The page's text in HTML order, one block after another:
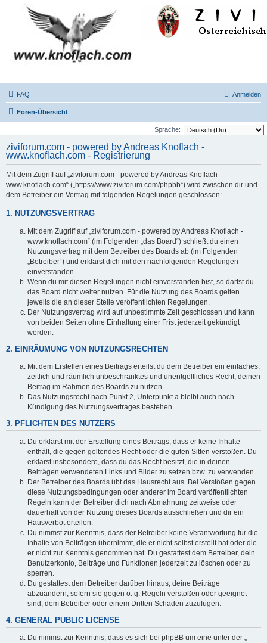
FAQ Anmelden
Foren-Übersicht
Sprache:
ziviforum.com - powered by Andreas Knoflach -
www.knoflach.com - Registrierung
Mit dem Zugriff auf „ziviforum.com - powered by Andreas Knoflach -
www.knoflach.com“ („https://www.ziviforum.com/phpbb“) wird zwischen dir und
dem Betreiber ein Vertrag mit folgenden Regelungen geschlossen:
1. NUTZUNGSVERTRAG
Mit dem Zugriff auf „ziviforum.com - powered by Andreas Knoflach -
www.knoflach.com“ (im Folgenden „das Board“) schließt du einen
Nutzungsvertrag mit dem Betreiber des Boards ab (im Folgenden
„Betreiber“) und erklärst dich mit den nachfolgenden Regelungen
einverstanden.
Wenn du mit diesen Regelungen nicht einverstanden bist, so darfst du
das Board nicht weiter nutzen. Für die Nutzung des Boards gelten
jeweils die an dieser Stelle veröffentlichten Regelungen.
Der Nutzungsvertrag wird auf unbestimmte Zeit geschlossen und kann
von beiden Seiten ohne Einhaltung einer Frist jederzeit gekündigt
werden.
2. EINRÄUMUNG VON NUTZUNGSRECHTEN
Mit dem Erstellen eines Beitrags erteilst du dem Betreiber ein einfaches,
zeitlich und räumlich unbeschränktes und unentgeltliches Recht, deinen
Beitrag im Rahmen des Boards zu nutzen.
Das Nutzungsrecht nach Punkt 2, Unterpunkt a bleibt auch nach
Kündigung des Nutzungsvertrages bestehen.
3. PFLICHTEN DES NUTZERS
Du erklärst mit der Erstellung eines Beitrags, dass er keine Inhalte
enthält, die gegen geltendes Recht oder die guten Sitten verstoßen. Du
erklärst insbesondere, dass du das Recht besitzt, die in deinen
Beiträgen verwendeten Links und Bilder zu setzen bzw. zu verwenden.
Der Betreiber des Boards übt das Hausrecht aus. Bei Verstößen gegen
diese Nutzungsbedingungen oder anderer im Board veröffentlichten
Regeln kann der Betreiber dich nach Abmahnung zeitweise oder
dauerhaft von der Nutzung dieses Boards ausschließen und dir ein
Hausverbot erteilen.
Du nimmst zur Kenntnis, dass der Betreiber keine Verantwortung für die
Inhalte von Beiträgen übernimmt, die er nicht selbst erstellt hat oder die
er nicht zur Kenntnis genommen hat. Du gestattest dem Betreiber, dein
Benutzerkonto, Beiträge und Funktionen jederzeit zu löschen oder zu
sperren.
Du gestattest dem Betreiber darüber hinaus, deine Beiträge
abzuändern, sofern sie gegen o. g. Regeln verstoßen oder geeignet
sind, dem Betreiber oder einem Dritten Schaden zuzufügen.
4. GENERAL PUBLIC LICENSE
Du nimmst zur Kenntnis, dass es sich bei phpBB um eine unter der „